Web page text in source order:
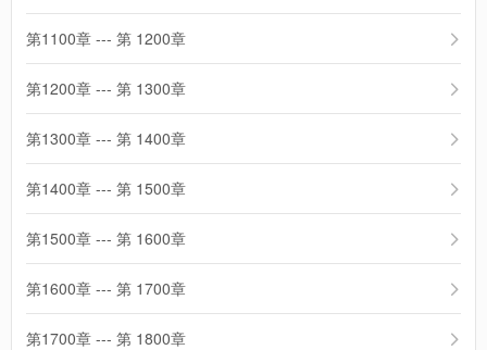
第1100章 --- 第 1200章
第1200章 --- 第 1300章
第1300章 --- 第 1400章
第1400章 --- 第 1500章
第1500章 --- 第 1600章
第1600章 --- 第 1700章
第1700章 --- 第 1800章